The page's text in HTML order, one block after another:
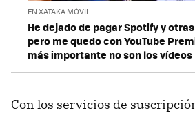
EN XATAKA MÓVIL
He dejado de pagar Spotify y
pero me quedo con YouTube
más importante no son los vídeos
Con los servicios de